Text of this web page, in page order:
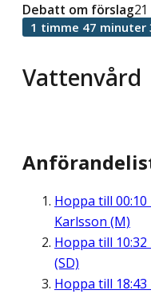
Vattenvård
Debatt om förslag
1 timme 47 minuter
Hoppa till 00:10
Karlsson (M)
Hoppa till 10:32
(SD)
Hoppa till 18:43